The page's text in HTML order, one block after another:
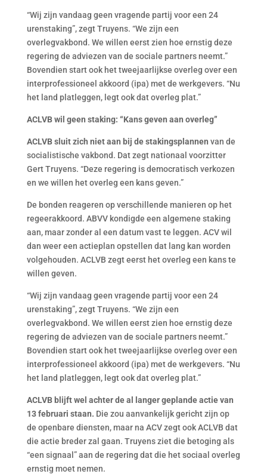
“Wij zijn vandaag geen vragende partij voor een 24
urenstaking”, zegt Truyens. “We zijn een
overlegvakbond. We willen eerst zien hoe ernstig deze
regering de adviezen van de sociale partners neemt.”
Bovendien start ook het tweejaarlijkse overleg over een
interprofessioneel akkoord (ipa) met de werkgevers. “Nu
het land platleggen, legt ook dat overleg plat.”
ACLVB wil geen staking: “Kans geven aan overleg”
ACLVB sluit zich niet aan bij de stakingsplannen van de
socialistische vakbond. Dat zegt nationaal voorzitter
Gert Truyens. “Deze regering is democratisch verkozen
en we willen het overleg een kans geven.”
De bonden reageren op verschillende manieren op het
regeerakkoord. ABVV kondigde een algemene staking
aan, maar zonder al een datum vast te leggen. ACV wil
dan weer een actieplan opstellen dat lang kan worden
volgehouden. ACLVB zegt eerst het overleg een kans te
willen geven.
“Wij zijn vandaag geen vragende partij voor een 24
urenstaking”, zegt Truyens. “We zijn een
overlegvakbond. We willen eerst zien hoe ernstig deze
regering de adviezen van de sociale partners neemt.”
Bovendien start ook het tweejaarlijkse overleg over een
interprofessioneel akkoord (ipa) met de werkgevers. “Nu
het land platleggen, legt ook dat overleg plat.”
ACLVB blijft wel achter de al langer geplande actie van
13 februari staan. Die zou aanvankelijk gericht zijn op
de openbare diensten, maar na ACV zegt ook ACLVB dat
die actie breder zal gaan. Truyens ziet die betoging als
“een signaal” aan de regering dat die het sociaal overleg
ernstig moet nemen.